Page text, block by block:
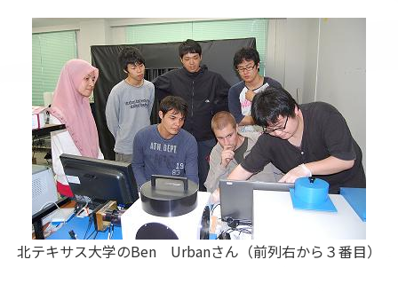
北テキサス大学のBen Urbanさん（前列右から３番目）